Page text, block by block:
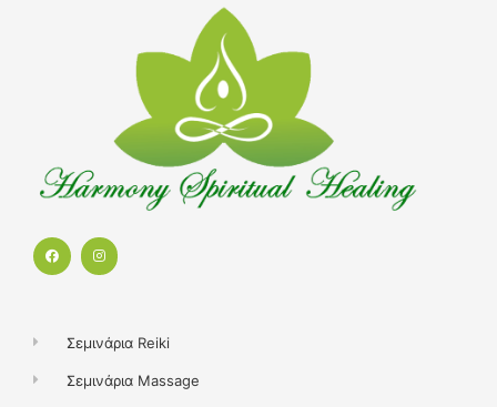
F
a
I
n
m
Σεμινάρια Reiki
Σεμινάρια Massage